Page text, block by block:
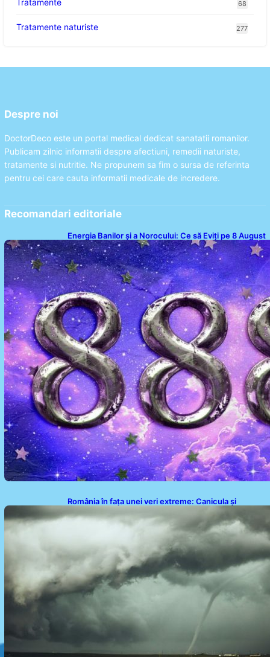
68
Tratamente naturiste 277
Despre noi
DoctorDeco este un portal medical dedicat sanatatii romanilor.
Publicam zilnic informatii despre afectiuni, remedii naturiste,
tratamente si nutritie. Ne propunem sa fim o sursa de referinta
pentru cei care cauta informatii medicale de incredere.
Recomandari editoriale
Energia Banilor și a Norocului: Ce să Eviți pe 8 August
pentru a Nu Bloca Fluxul Prosperității
România în fața unei veri extreme: Canicula și